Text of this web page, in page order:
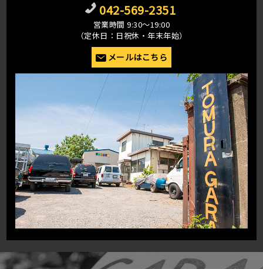
042-569-2351
営業時間 9:30〜19:00
（定休日：日祝休・年末年始）
メールはこちら